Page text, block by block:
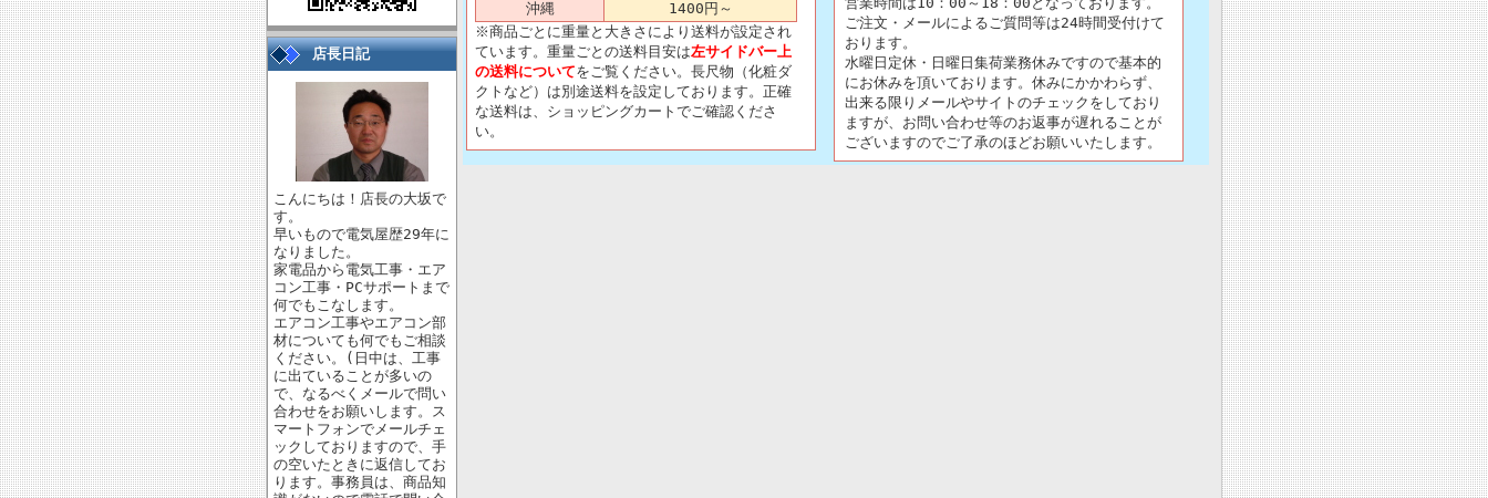
店長日記
こんにちは！店長の大坂で
す。
早いもので電気屋歴29年に
なりました。
家電品から電気工事・エア
コン工事・PCサポートまで
何でもこなします。
エアコン工事やエアコン部
材についても何でもご相談
ください。(日中は、工事
に出ていることが多いの
で、なるべくメールで問い
合わせをお願いします。ス
マートフォンでメールチェ
ックしておりますので、手
の空いたときに返信してお
ります。事務員は、商品知
沖縄
1400円～
※商品ごとに重量と大きさにより送料が設定され
ています。重量ごとの送料目安は左サイドバー上
の送料についてをご覧ください。長尺物（化粧ダ
クトなど）は別途送料を設定しております。正確
な送料は、ショッピングカートでご確認くださ
い。
ご注文・メールによるご質問等は24時間受付けて
おります。
水曜日定休・日曜日集荷業務休みですので基本的
にお休みを頂いております。休みにかかわらず、
出来る限りメールやサイトのチェックをしており
ますが、お問い合わせ等のお返事が遅れることが
ございますのでご了承のほどお願いいたします。